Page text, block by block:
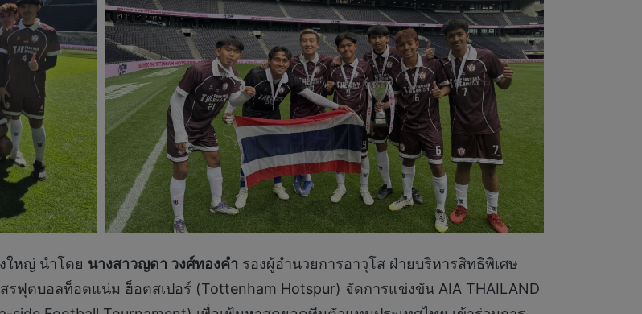
ใหญ่ นำโดย นางสาวญดา วงศ์ทองคำ รองผู้อำนวยการอาวุโส ฝ่ายบริหารสิทธิพิเศษ
ฟุตบอลท็อตแน่ม ฮ็อตสเปอร์ (Tottenham Hotspur) จัดการแข่งขัน AIA THAILAND